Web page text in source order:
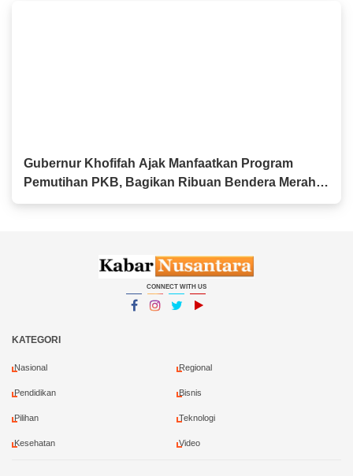
Gubernur Khofifah Ajak Manfaatkan Program
Pemutihan PKB, Bagikan Ribuan Bendera Merah
Putih dan Sembako kepada Ojol Malang
CONNECT WITH US
KATEGORI
Nasional Regional
Pendidikan Bisnis
Pilihan Teknologi
Kesehatan Video